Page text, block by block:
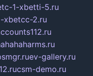
1-xbetti-5.ru
xbetcc-2.ru
ev-gallery.ru
csm-demo.ru